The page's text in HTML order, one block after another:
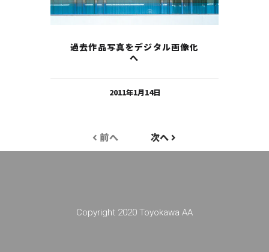
過去作品写真をデジタル画像化
へ
2011年1月14日
前へ 次へ
Copyright 2020 Toyokawa AA